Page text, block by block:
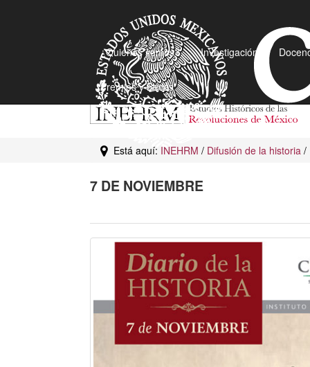
¿Quiénes somos? Investigación
Premios y Becas
Está aquí: INEHRM / Difusión de la historia /
7 DE NOVIEMBRE